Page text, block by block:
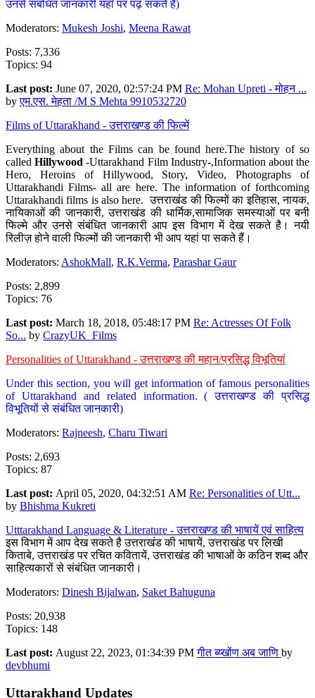
उनसे संबंधित जानकारी यहाँ पर पढ़ सकते हैं)
Moderators: Mukesh Joshi, Meena Rawat
Posts: 7,336
Topics: 94
Last post: June 07, 2020, 02:57:24 PM Re: Mohan Upreti - मोहन ...
byएम.एस. मेहता /M S Mehta 9910532720
Films of Uttarakhand - उत्तराखण्ड की फिल्में
Everything about the Films can be found here.The history of so
calledHillywood-Uttarakhand Film Industry-,Information about the
Hero, Heroins of Hillywood, Story, Video, Photographs of
Uttarakhandi Films- all are here. The information of forthcoming
Uttarakhandi films is also here. उत्तराखंड की फिल्मों का इतिहास, नायक,
नायिकाओं की जानकारी, उत्तराखंड की धार्मिक,सामाजिक समस्याओं पर बनी
फिल्मे और उनसे संबंधित जानकारी आप इस विभाग में देख सकते है। नयी
रिलीज़ होने वाली फिल्मों की जानकारी भी आप यहां पा सकते हैं।
Moderators: AshokMall, R.K.Verma, Parashar Gaur
Posts: 2,899
Topics: 76
Last post: March 18, 2018, 05:48:17 PM Re: Actresses Of Folk
So... by CrazyUK_Films
Personalities of Uttarakhand - उत्तराखण्ड की महान/प्रसिद्ध विभूतियां
Under this section, you will get information of famous personalities
of Uttarakhand and related information. ( उत्तराखण्ड की प्रसिद्ध
विभूतियों से संबंधित जानकारी)
Moderators: Rajneesh, Charu Tiwari
Posts: 2,693
Topics: 87
Last post: April 05, 2020, 04:32:51 AM Re: Personalities of Utt...
by Bhishma Kukreti
Utttarakhand Language & Literature - उत्तराखण्ड की भाषायें एवं साहित्य
इस विभाग में आप देख सकते है उत्तराखंड की भाषायें, उत्तराखंड पर लिखी
किताबे, उत्तराखंड पर रचित कवितायें, उत्तराखंड की भाषाओं के कठिन शब्द और
साहित्यकारों से संबंधित जानकारी।
Moderators: Dinesh Bijalwan, Saket Bahuguna
Posts: 20,938
Topics: 148
Last post: August 22, 2023, 01:34:39 PMगीत ब्य्खोंण अब जाणि by
devbhumi
Uttarakhand Updates